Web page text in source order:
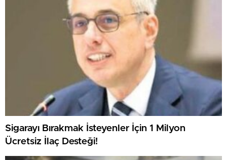
Sigarayı Bırakmak İsteyenler İçin 1 Milyon
Ücretsiz İlaç Desteği!